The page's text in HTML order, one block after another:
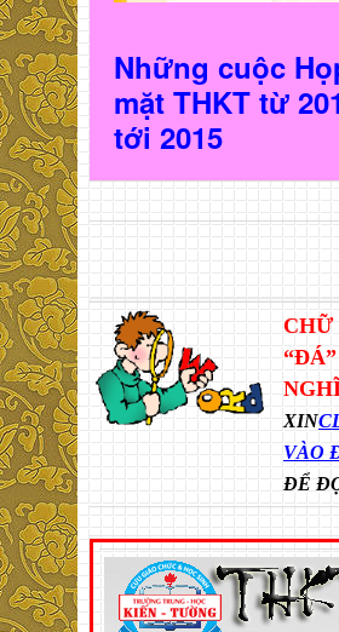
Những cuộc
mặt THKT từ
tới 2015
CHỮ
“ĐÁ”
XIN
VÀO
ĐỂ